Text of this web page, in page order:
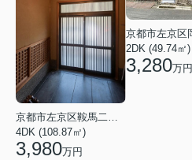
4DK (108.87㎡)
3,980万円
2DK (49.74㎡)
3,280万円